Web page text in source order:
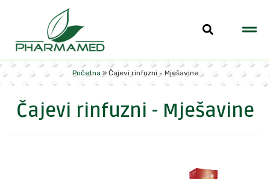
Početna » Čajevi rinfuzni - Mješavine
Čajevi rinfuzni - Mješavine